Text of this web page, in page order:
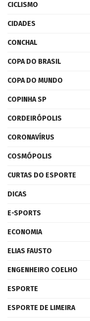
CICLISMO
CIDADES
CONCHAL
COPA DO BRASIL
COPA DO MUNDO
COPINHA SP
CORDEIRÓPOLIS
CORONAVÍRUS
COSMÓPOLIS
CURTAS DO ESPORTE
DICAS
E-SPORTS
ECONOMIA
ELIAS FAUSTO
ENGENHEIRO COELHO
ESPORTE
ESPORTE DE LIMEIRA